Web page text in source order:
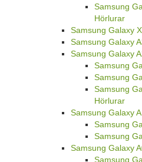
Samsung
Hörlurar
Samsung Galaxy
Samsung Galaxy
Samsung Galaxy
Samsung
Samsung
Samsung
Hörlurar
Samsung Galaxy
Samsung
Samsung
Samsung Galaxy
Samsung